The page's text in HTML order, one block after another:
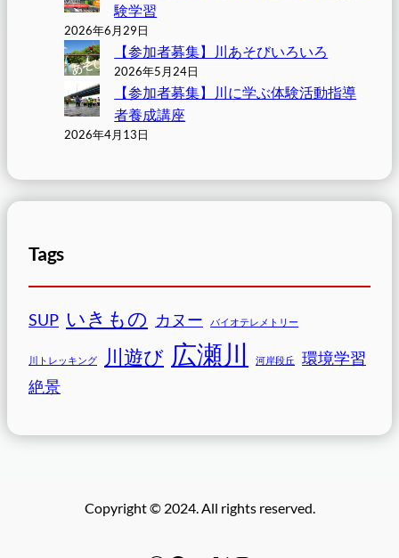
験学習
2026年6月29日
【参加者募集】川あそびいろいろ
2026年5月24日
【参加者募集】川に学ぶ体験活動指導
者養成講座
2026年4月13日
Tags
SUP いきもの カヌー バイオテレメトリー
川トレッキング 川遊び 広瀬川 河岸段丘
環境学習
絶景
Copyright © 2024. All rights reserved.